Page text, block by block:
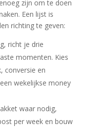
zijn om te doen
Een lijst is
richting te geven:
richt je drie
momenten. Kies
conversie en
wekelijkse money
waar nodig,
per week en bouw